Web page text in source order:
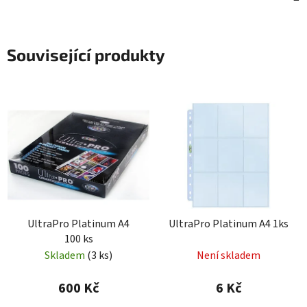
Související produkty
UltraPro Platinum A4
100 ks
Skladem (3 ks)
600 Kč
UltraPro Platinum A4 1ks
Není skladem
6 Kč